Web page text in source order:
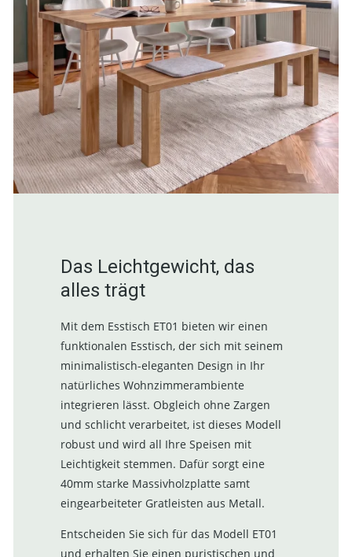
Das Leichtgewicht, das
alles trägt
Mit dem Esstisch ET01 bieten wir einen
funktionalen Esstisch, der sich mit seinem
minimalistisch-eleganten Design in Ihr
natürliches Wohnzimmerambiente
integrieren lässt. Obgleich ohne Zargen
und schlicht verarbeitet, ist dieses Modell
robust und wird all Ihre Speisen mit
Leichtigkeit stemmen. Dafür sorgt eine
40mm starke Massivholzplatte samt
eingearbeiteter Gratleisten aus Metall.
Entscheiden Sie sich für das Modell ET01
und erhalten Sie einen puristischen und